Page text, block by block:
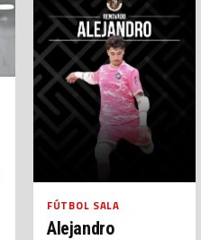
FÚTBOL SALA
Alejandro